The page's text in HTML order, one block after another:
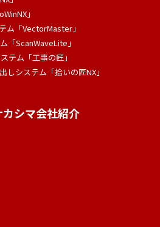
」
ム「VectorMaster」
「ScanWaveLite」
テム「工事の匠」
しシステム「拾いの匠NX」
シマ会社紹介